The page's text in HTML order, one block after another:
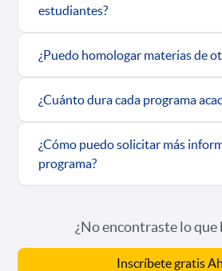
estudiantes?
¿Puedo homologar materias de
¿Cuánto dura cada programa
¿Cómo puedo solicitar más
programa?
¿No encontraste lo que
Inscríbete gratis